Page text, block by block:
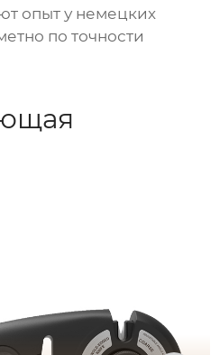
опыт у немецких
по точности